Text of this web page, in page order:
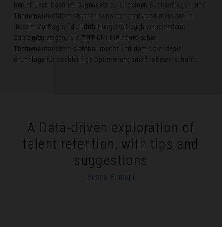
beeinflusst. Doch im Gegensatz zu einzelnen Suchanfragen sind
Themenautoritäten deutlich schwerer greif- und messbar. In
diesem Vortrag wird Judith Lungstraß euch verschiedene
Strategien zeigen, wie ZEIT ONLINE heute schon
Themenautoritäten sichtbar macht und damit die ideale
Grundlage für nachhaltige Optimierungsmaßnahmen schafft.
A Data-driven exploration of
talent retention, with tips and
suggestions
Fosca Fimiani